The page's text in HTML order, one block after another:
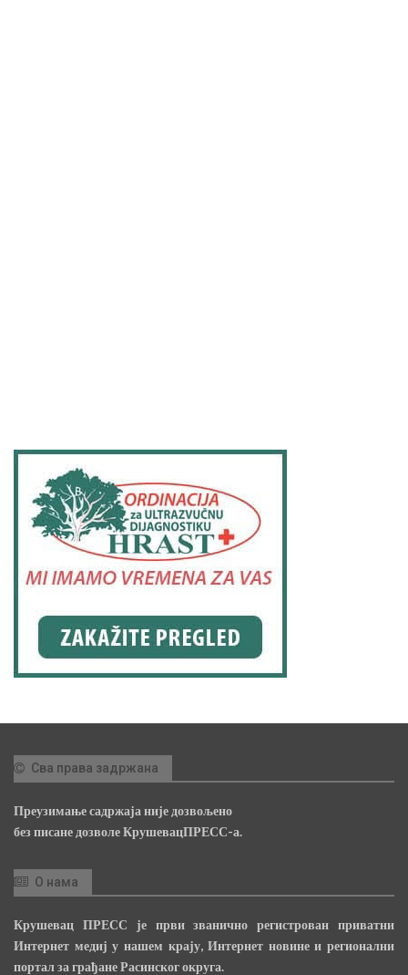
Сва права задржана
Преузимање садржаја није дозвољено
без писане дозволе КрушевацПРЕСС-а.
О нама
Крушевац ПРЕСС је први званично регистрован приватни
Интернет медиј у нашем крају, Интернет новине и регионални
портал за грађане Расинског округа.